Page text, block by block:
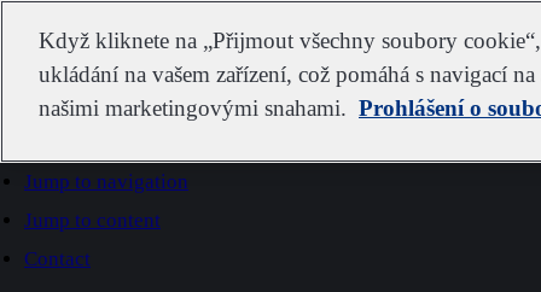
Jump to navigation
Jump to content
Contact
IDEXXKdyž kliknete na „Přijmout všechny soubory
ukládání na vašem zařízení, což pomáhá s navigací
našimi marketingovými snahami. Prohlášení o